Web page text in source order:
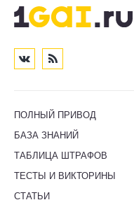
ПОЛНЫЙ ПРИВОД
БАЗА ЗНАНИЙ
ТАБЛИЦА ШТРАФОВ
ТЕСТЫ И ВИКТОРИНЫ
СТАТЬИ